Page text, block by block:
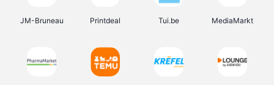
JM-Bruneau Printdeal Tui.be MediaMarkt